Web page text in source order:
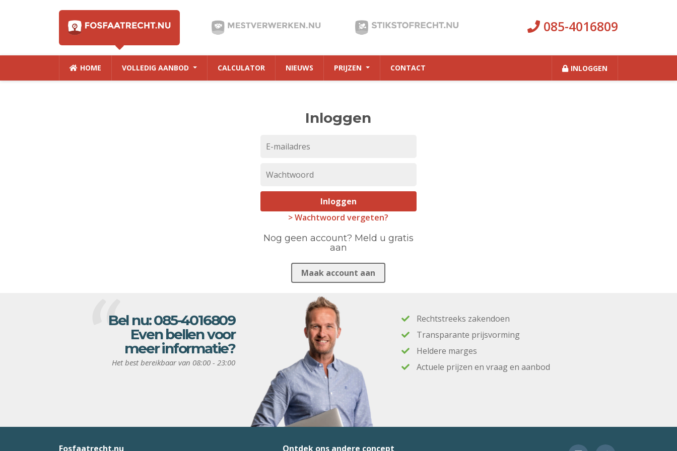
085-4016809
HOME VOLLEDIG AANBOD CALCULATOR NIEUWS PRIJZEN CONTACT INLOGGEN
Inloggen
Inloggen
> Wachtwoord vergeten?
Nog geen account? Meld u gratis
aan
Maak account aan
Bel nu:085-4016809
Even bellen voor
meer informatie?
Het best bereikbaar van 08:00 - 23:00
Rechtstreeks zakendoen
Transparante prijsvorming
Heldere marges
Actuele prijzen en vraag en aanbod
Fosfaatrecht.nu Ontdek ons andere concept